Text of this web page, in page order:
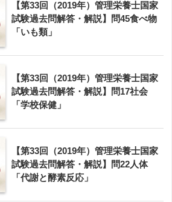
【第33回（2019年）管理栄養士国家
試験過去問解答・解説】問45食べ物
「いも類」
【第33回（2019年）管理栄養士国家
試験過去問解答・解説】問17社会
「学校保健」
【第33回（2019年）管理栄養士国家
試験過去問解答・解説】問22人体
「代謝と酵素反応」